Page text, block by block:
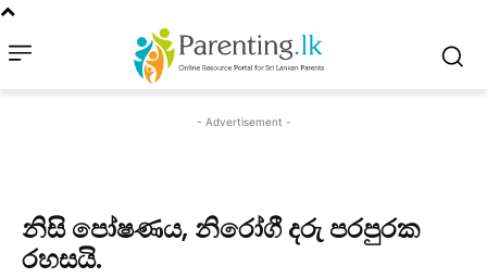
- Advertisement -
නිසි පෝෂණය, නිරෝගී දරු පරපුරක
රහසයි.